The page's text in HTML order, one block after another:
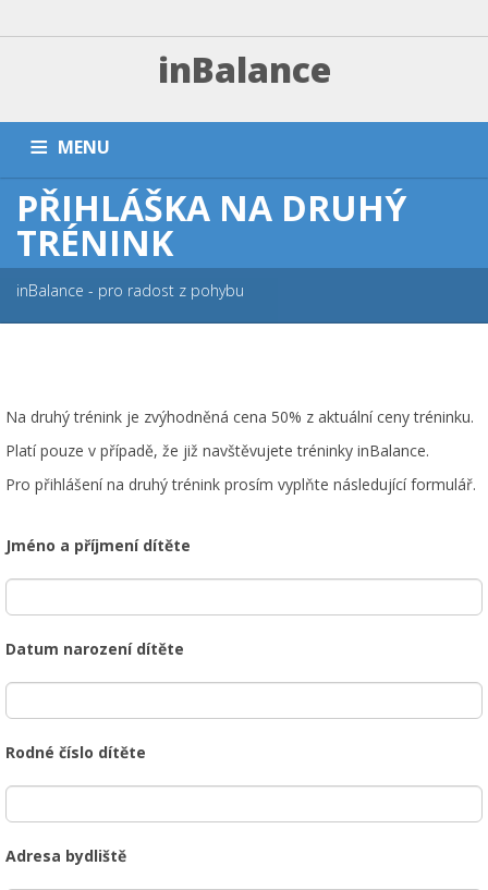
inBalance
MENU
DOMŮ TRÉNINKY A PLATBA ZÁVODNÍ SEKCE
PŘÍMĚŠŤÁKY A KEMPY
KONTAKT
PŘIHLÁŠKA NA DRUHÝ
TRÉNINK
inBalance - pro radost z pohybu
Na druhý trénink je zvýhodněná cena 50% z aktuální ceny tréninku.
Platí pouze v případě, že již navštěvujete tréninky inBalance.
Pro přihlášení na druhý trénink prosím vyplňte následující formulář.
Jméno a příjmení dítěte
Datum narození dítěte
Rodné číslo dítěte
Adresa bydliště